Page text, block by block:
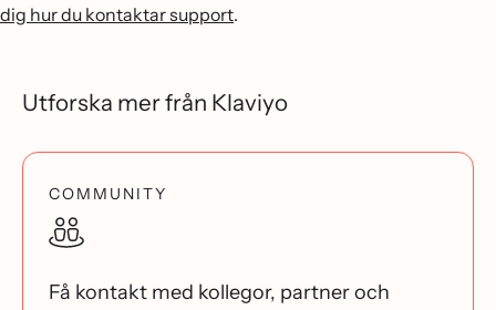
dig hur du kontaktar support.
Utforska mer från Klaviyo
COMMUNITY
Få kontakt med kollegor, partner och